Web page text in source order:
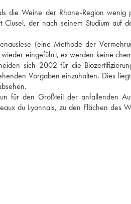
die Weine der Rhone-Region wenig
der nach seinem Studium auf
(eine Methode der
eingeführt, es werden keine
sich 2002 für die
Vorgaben einzuhalten. Dies
für den Großteil der anfallenden
du Lyonnais, zu den Flächen des